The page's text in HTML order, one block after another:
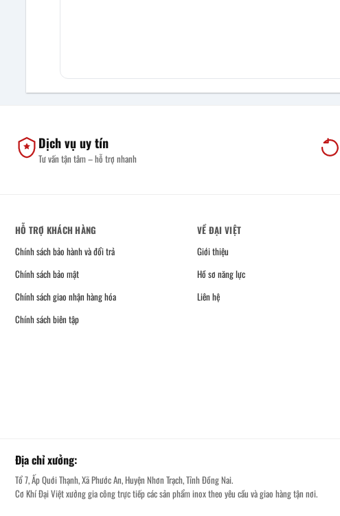
Dịch vụ uy tín
Tư vấn tận tâm – hỗ trợ nhanh
HỖ TRỢ KHÁCH HÀNG
Chính sách bảo hành và đổi trả
Chính sách bảo mật
Chính sách giao nhận hàng hóa
Chính sách biên tập
VỀ ĐẠI VIỆT
Giới thiệu
Hồ sơ năng lực
Liên hệ
Địa chỉ xưởng:
Tổ 7, Ấp Quới Thạnh, Xã Phước An, Huyện Nhơn Trạch, Tỉnh Đồng Nai.
Cơ Khí Đại Việt xưởng gia công trực tiếp các sản phẩm inox theo yêu cầu và giao hàng tận nơi.